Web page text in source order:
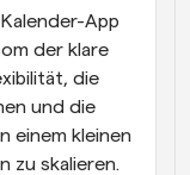
mit Kunden
buchen
App
der klare
die
und die
einem kleinen
zu skalieren.